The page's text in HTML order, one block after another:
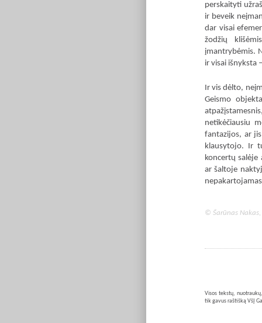
perskaityti
ir beveik
dar visai
žodžių
įmantrybėmis.
ir visai išnyksta
Ir vis dėlto,
Geismo
netikėčiausiu
fantazijos, ar
klausytojo. Ir
koncertų
ar šaltoje
© Šarūnas
Visos tekstų,
tik gavus raštišką VšĮ